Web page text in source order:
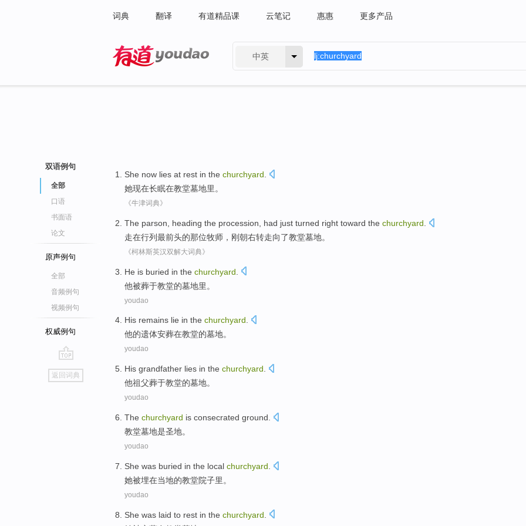
词典 翻译 有道精品课 云笔记 惠惠 更多产品
中英
双语例句
全部
口语
书面语
论文
原声例句
全部
音频例句
视频例句
权威例句
go
top
返回词典
She now lies at rest in the churchyard
她现在长眠在教堂墓地里。
《牛津词典》
The parson , heading the procession had just turned right toward the churchyard
走在行列最前头的那位牧师， 刚朝右转走向了教堂墓地。
《柯林斯英汉双解大词典》
He is buried in the churchyard
他被葬于教堂的墓地里。
youdao
His remains lie in the churchyard.
他的遗体安葬在教堂的墓地。
youdao
His grandfather lies in the churchyard
他祖父葬于教堂的墓地。
youdao
The churchyard is consecrated ground
教堂墓地是圣地。
youdao
She was buried in the local churchyard
她被埋在当地的教堂院子里。
youdao
She was laid to rest in the churchyard